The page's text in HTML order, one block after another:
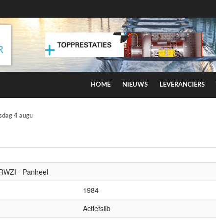
HOME NIEUWS LEVERANCIERS
4 augustus kans op smog door ozon
- Panheel
1984
Actiefslib